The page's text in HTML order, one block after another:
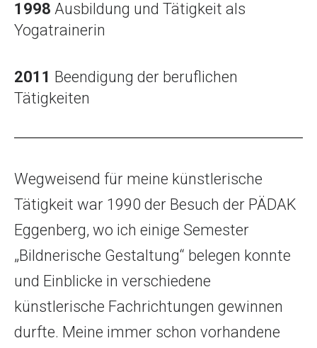
1998 Ausbildung und Tätigkeit als
Yogatrainerin
2011 Beendigung der beruflichen
Tätigkeiten
Wegweisend für meine künstlerische
Tätigkeit war 1990 der Besuch der PÄDAK
Eggenberg, wo ich einige Semester
„Bildnerische Gestaltung“ belegen konnte
und Einblicke in verschiedene
künstlerische Fachrichtungen gewinnen
durfte. Meine immer schon vorhandene